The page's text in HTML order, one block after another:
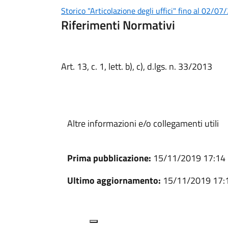
Storico "Articolazione degli uffici" fino al 02/
Riferimenti Normativi
Art. 13, c. 1, lett. b), c), d.lgs. n. 33/2013
Altre informazioni e/o collegamenti utili
Prima pubblicazione: 15/11/2019 17:14
Ultimo aggiornamento: 15/11/2019